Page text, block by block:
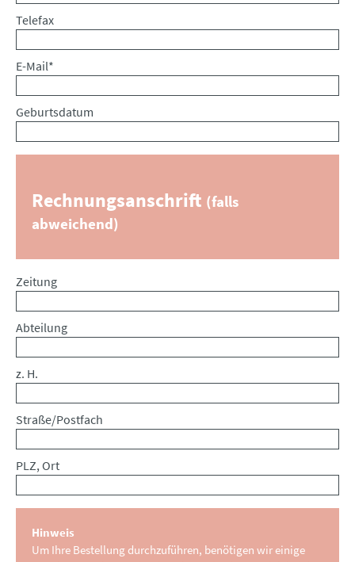
Telefax
Pflichtfeld
E-Mail*
Geburtsdatum
Rechnungsanschrift (falls
abweichend)
Zeitung
Abteilung
z. H.
Straße/Postfach
PLZ, Ort
Hinweis
Um Ihre Bestellung durchzuführen, benötigen wir einige